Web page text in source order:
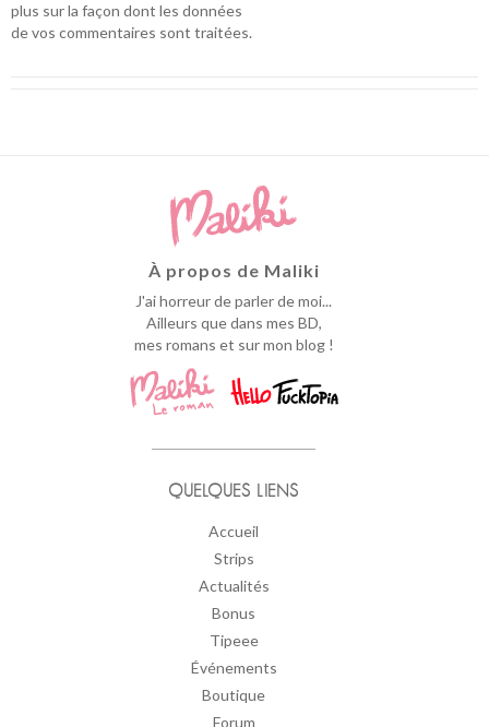
plus sur la façon dont les données
de vos commentaires sont traitées.
À propos de Maliki
J'ai horreur de parler de moi...
Ailleurs que dans mes BD,
mes romans et sur mon blog !
QUELQUES LIENS
Accueil
Strips
Actualités
Bonus
Tipeee
Événements
Boutique
Forum